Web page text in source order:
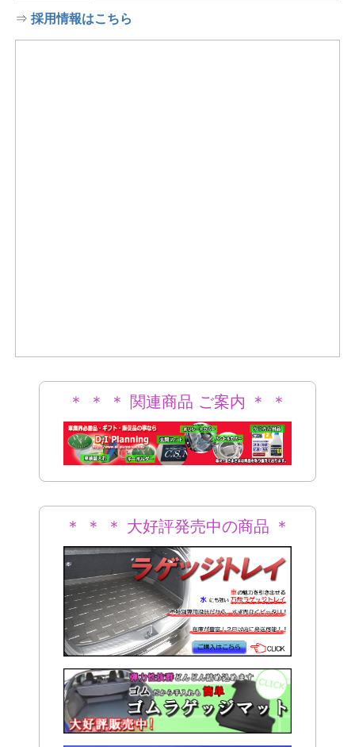
⇒ 採用情報はこちら
＊ ＊ ＊ 関連商品 ご案内 ＊ ＊
＊
＊ ＊ ＊ 大好評発売中の商品 ＊
＊ ＊